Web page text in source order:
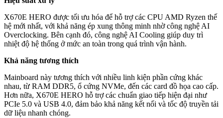
X670E HERO được tối ưu hóa để hỗ trợ các CPU AMD Ryzen thế
hệ mới nhất, với khả năng ép xung thông minh nhờ công nghệ AI
Overclocking. Bên cạnh đó, công nghệ AI Cooling giúp duy trì
nhiệt độ hệ thống ở mức an toàn trong quá trình vận hành.
Khả năng tương thích
Mainboard này tương thích với nhiều linh kiện phần cứng khác
nhau, từ RAM DDR5, ổ cứng NVMe, đến các card đồ họa cao cấp.
Hơn nữa, X670E HERO hỗ trợ các chuẩn giao tiếp hiện đại như
PCIe 5.0 và USB 4.0, đảm bảo khả năng kết nối và tốc độ truyền tải
dữ liệu nhanh chóng.